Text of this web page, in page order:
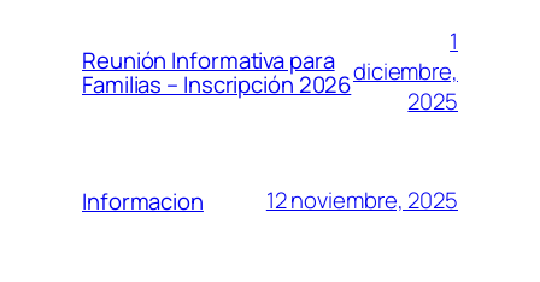
Reunión Informativa para
Familias – Inscripción 2026
1
diciembre,
2025
Informacion 12 noviembre, 2025